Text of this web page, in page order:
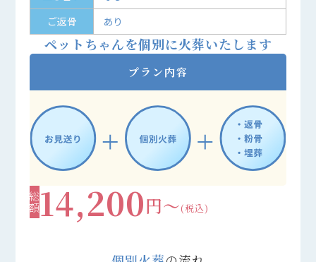
総額14,200円～(税込)
プラン内容
ペットちゃんを個別に火葬いたします
ご返骨
あり